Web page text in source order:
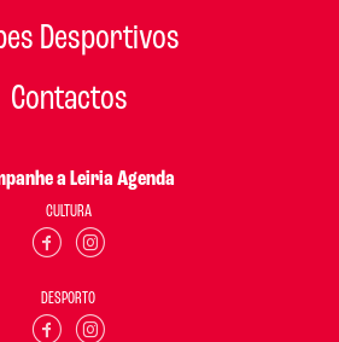
Desportivos
Contactos
a Leiria Agenda
CULTURA
DESPORTO